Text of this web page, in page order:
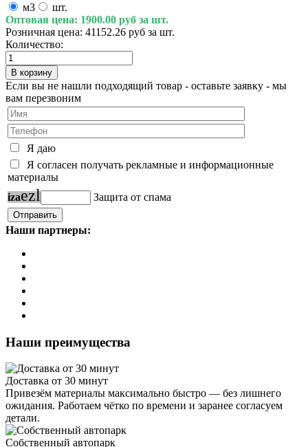
м3
шт.
Оптовая цена: 1900.00 руб за шт.
Розничная цена: 41152.26 руб за шт.
Количество:
Если вы не нашли подходящий товар - оставьте заявку - мы
вам перезвоним
Я даю
Я согласен получать рекламные и информационные
материалы
izaezl Защита от спама
Наши партнеры:
Наши преимущества
Доставка от 30 минут
Привезём материалы максимально быстро — без лишнего
ожидания. Работаем чётко по времени и заранее согласуем
детали.
Собственный автопарк